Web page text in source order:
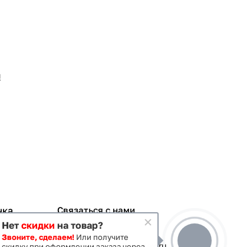
Связаться с нами
+7 495 363-70-19
Нет скидки на товар?
Звоните, сделаем! Или получите